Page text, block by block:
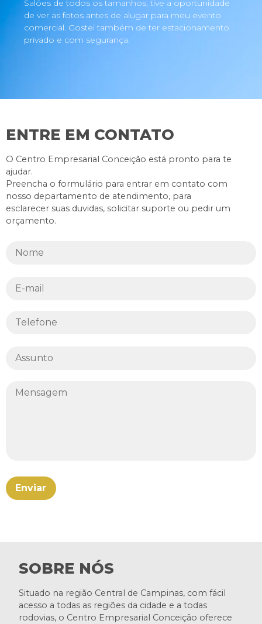
Salões de todos os tamanhos, tive a oportunidade
de ver as fotos antes de alugar para meu evento
comercial. Gostei também de ter estacionamento
privado e com segurança.
ENTRE EM CONTATO
O Centro Empresarial Conceição está pronto para te
ajudar.
Preencha o formulário para entrar em contato com
nosso departamento de atendimento, para
esclarecer suas duvidas, solicitar suporte ou pedir um
orçamento.
SOBRE NÓS
Situado na região Central de Campinas, com fácil
acesso a todas as regiões da cidade e a todas
rodovias, o Centro Empresarial Conceição oferece